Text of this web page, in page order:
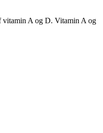
vitamin A og D. Vitamin A og